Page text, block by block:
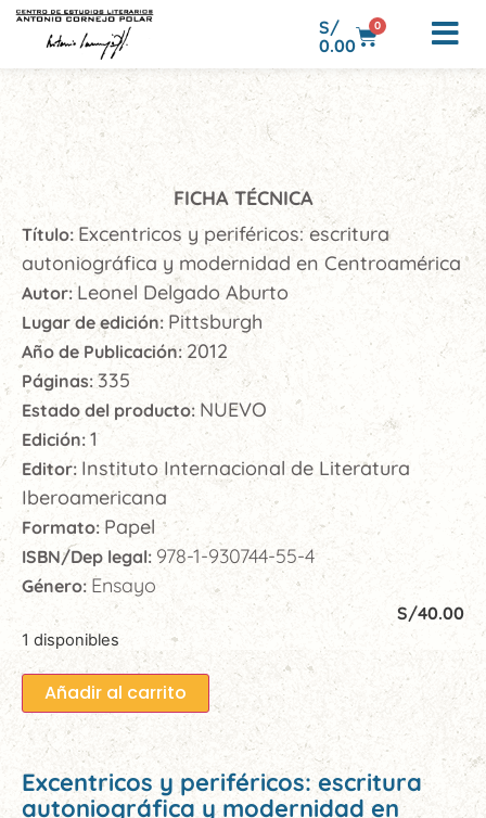
S/
0.00
0
FICHA TÉCNICA
Título: Excentricos y periféricos: escritura
autoniográfica y modernidad en Centroamérica
Autor: Leonel Delgado Aburto
Lugar de edición: Pittsburgh
Año de Publicación:2012
Páginas: 335
Estado del producto: NUEVO
Edición: 1
Editor: Instituto Internacional de Literatura
Iberoamericana
Formato: Papel
ISBN/Dep legal: 978-1-930744-55-4
Género: Ensayo
S/40.00
1 disponibles
Añadir al carrito
Excentricos y periféricos: escritura
autoniográfica y modernidad en